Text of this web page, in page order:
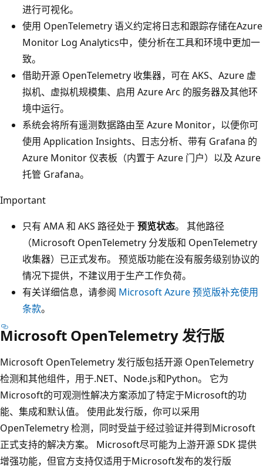
进行可视化。
使用 OpenTelemetry 语义约定将日志和跟踪存储在Azure
Monitor Log Analytics中，使分析在工具和环境中更加一
致。
借助开源 OpenTelemetry 收集器，可在 AKS、Azure 虚
拟机、虚拟机规模集、启用 Azure Arc 的服务器及其他环
境中运行。
系统会将所有遥测数据路由至 Azure Monitor，以便你可
使用 Application Insights、日志分析、带有 Grafana 的
Azure Monitor 仪表板（内置于 Azure 门户）以及 Azure
托管 Grafana。
Important
只有 AMA 和 AKS 路径处于预览状态。 其他路径
（Microsoft OpenTelemetry 分发版和 OpenTelemetry
收集器）已正式发布。 预览版功能在没有服务级别协议的
情况下提供，不建议用于生产工作负荷。
有关详细信息，请参阅 Microsoft Azure 预览版补充使用
条款。
Microsoft OpenTelemetry 发行版
Microsoft OpenTelemetry 发行版包括开源 OpenTelemetry
检测和其他组件，用于.NET、Node.js和Python。 它为
Microsoft的可观测性解决方案添加了特定于Microsoft的功
能、集成和默认值。 使用此发行版，你可以采用
OpenTelemetry 检测，同时受益于经过验证并得到Microsoft
正式支持的解决方案。 Microsoft尽可能为上游开源 SDK 提供
增强功能，但官方支持仅适用于Microsoft发布的发行版